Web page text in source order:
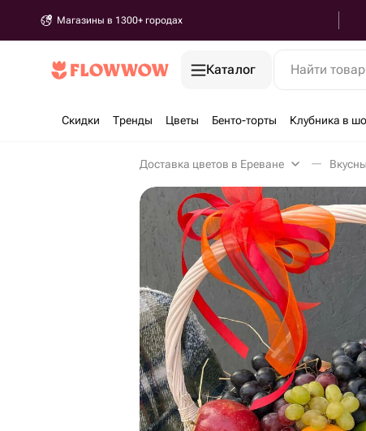
Магазины в 1300+ городах
Каталог Найти
Скидки Тренды Цветы Бенто-торты Клубника в
Доставка цветов в Ереване